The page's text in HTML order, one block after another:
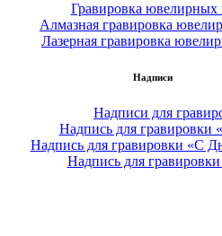
Гравировка ювелирных
Алмазная гравировка
Лазерная гравировка
Надписи
Надписи для
Надпись для гравировки
Надпись для гравировки «С
Надпись для